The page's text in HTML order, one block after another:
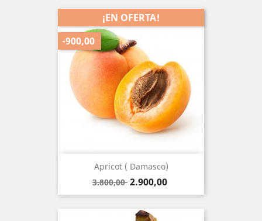
Apricot ( Damasco)
Precio
base
3.800,00 Precio
2.900,00
¡EN OFERTA!
-900,00